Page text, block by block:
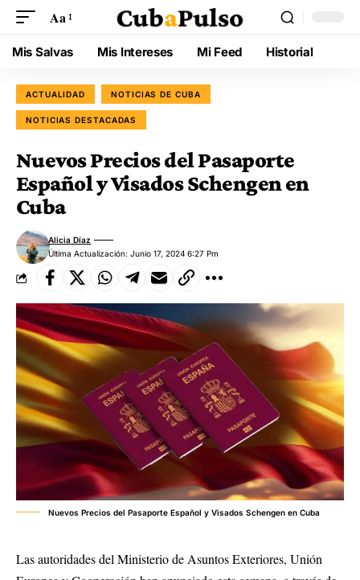
Aa
Mis Salvas Mis Intereses Mi Feed Historial
ACTUALIDAD NOTICIAS DE CUBA
NOTICIAS DESTACADAS
Nuevos Precios del Pasaporte
Español y Visados Schengen en
Cuba
Última Actualización: Junio 17, 2024 6:27 Pm
Alicia Díaz
Nuevos Precios del Pasaporte Español y Visados Schengen en Cuba
Las autoridades del Ministerio de Asuntos Exteriores, Unión